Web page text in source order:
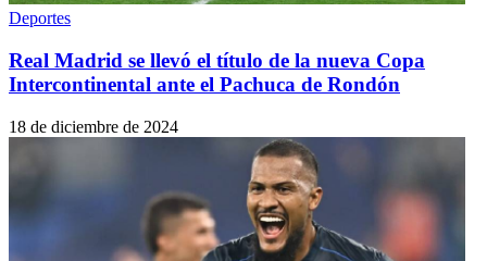
Deportes
Real Madrid se llevó el título de la nueva Copa
Intercontinental ante el Pachuca de Rondón
18 de diciembre de 2024